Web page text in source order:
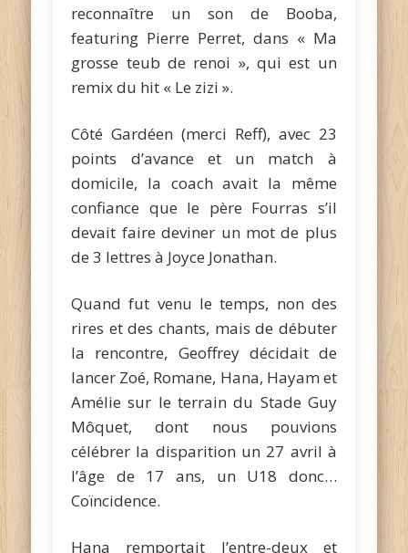
reconnaître un son de Booba,
featuring Pierre Perret, dans « Ma
grosse teub de renoi », qui est un
remix du hit « Le zizi ».
Côté Gardéen (merci Reff), avec 23
points d’avance et un match à
domicile, la coach avait la même
confiance que le père Fourras s’il
devait faire deviner un mot de plus
de 3 lettres à Joyce Jonathan.
Quand fut venu le temps, non des
rires et des chants, mais de débuter
la rencontre, Geoffrey décidait de
lancer Zoé, Romane, Hana, Hayam et
Amélie sur le terrain du Stade Guy
Môquet, dont nous pouvions
célébrer la disparition un 27 avril à
l’âge de 17 ans, un U18 donc…
Coïncidence.
Hana remportait l’entre-deux et